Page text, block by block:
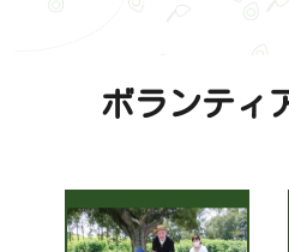
ボランティ